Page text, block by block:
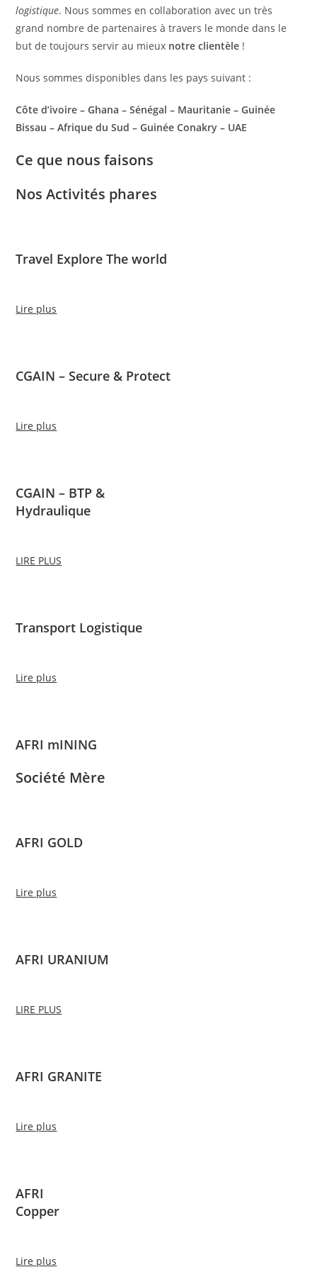
logistique. Nous sommes en collaboration avec un très
grand nombre de partenaires à travers le monde dans le
but de toujours servir au mieux notre clientèle !
Nous sommes disponibles dans les pays suivant :
Côte d’ivoire – Ghana – Sénégal – Mauritanie – Guinée
Bissau – Afrique du Sud – Guinée Conakry – UAE
Ce que nous faisons
Nos Activités phares
Travel Explore The world
Lire plus
CGAIN – Secure & Protect
Lire plus
CGAIN – BTP &
Hydraulique
LIRE PLUS
Transport Logistique
Lire plus
AFRI mINING
Société Mère
AFRI GOLD
Lire plus
AFRI URANIUM
LIRE PLUS
AFRI GRANITE
Lire plus
AFRI
Copper
Lire plus